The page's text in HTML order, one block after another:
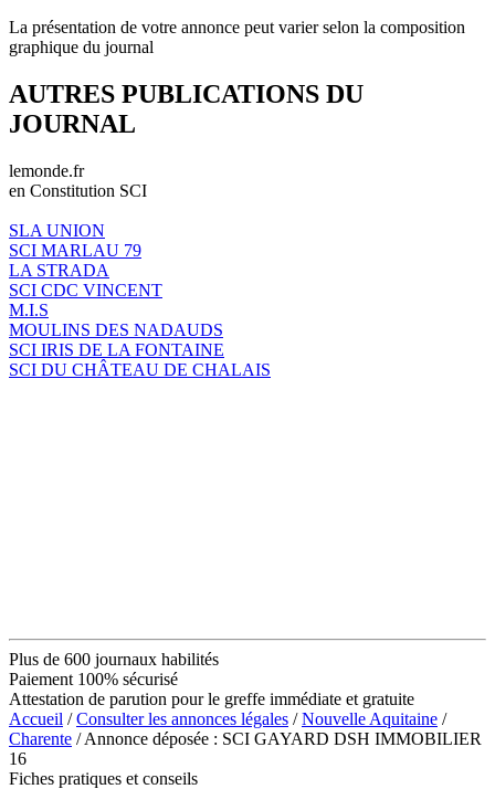
La présentation de votre annonce peut varier selon la composition
graphique du journal
AUTRES PUBLICATIONS DU
JOURNAL
lemonde.fr
en Constitution SCI
SLA UNION
SCI MARLAU 79
LA STRADA
SCI CDC VINCENT
M.I.S
MOULINS DES NADAUDS
SCI IRIS DE LA FONTAINE
SCI DU CHÂTEAU DE CHALAIS
Plus de 600 journaux habilités
Paiement 100% sécurisé
Attestation de parution pour le greffe immédiate et gratuite
Accueil /Consulter les annonces légales /Nouvelle Aquitaine /
Charente / Annonce déposée : SCI GAYARD DSH IMMOBILIER
16
Fiches pratiques et conseils